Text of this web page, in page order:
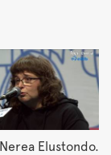
Elustondo.